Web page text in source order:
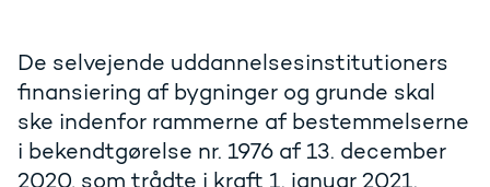
De selvejende uddannelsesinstitutioners
finansiering af bygninger og grunde skal
ske indenfor rammerne af bestemmelserne
i bekendtgørelse nr. 1976 af 13. december
2020, som trådte i kraft 1. januar 2021.